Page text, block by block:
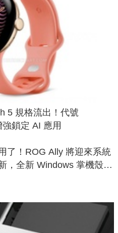
5 規格流出！代號
強鎖定 AI 應用
了！ROG Ally 將迎來系統
，全新 Windows 掌機殼模
像 Xbox 一樣順暢